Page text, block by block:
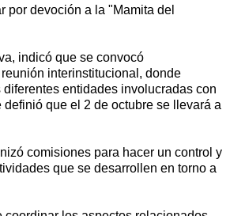
por devoción a la "Mamita del
indicó que se convocó
interinstitucional, donde
entidades involucradas con
que el 2 de octubre se llevará a
comisiones para hacer un control y
que se desarrollen en torno a